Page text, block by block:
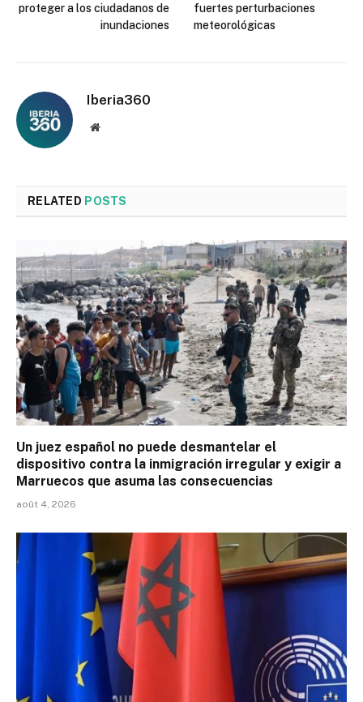
proteger a los ciudadanos de
inundaciones
fuertes perturbaciones
meteorológicas
Iberia360
Website
RELATED POSTS
Un juez español no puede desmantelar el
dispositivo contra la inmigración irregular y exigir a
Marruecos que asuma las consecuencias
août 4, 2026